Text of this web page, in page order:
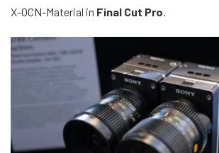
X-OCN-Material in Final Cut Pro